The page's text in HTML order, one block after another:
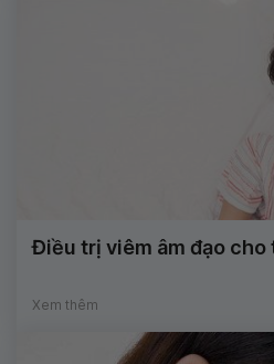
Điều trị viêm âm đạo cho
Xem thêm